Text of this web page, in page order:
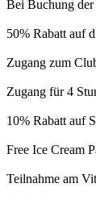
Bei Buchung
50% Rabatt auf
Zugang zum
Zugang für 4
10% Rabatt auf
Free Ice Cream
Teilnahme am